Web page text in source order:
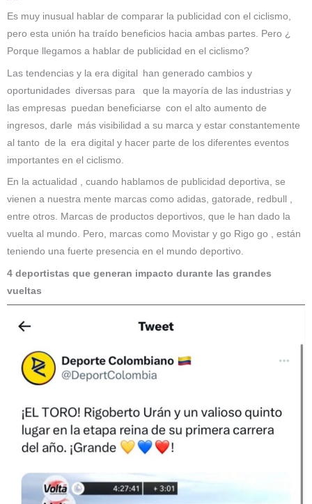
Es muy inusual hablar de comparar la publicidad con el ciclismo,
pero esta unión ha traído beneficios hacia ambas partes. Pero ¿
Porque llegamos a hablar de publicidad en el ciclismo?
Las tendencias y la era digital han generado cambios y
oportunidades diversas para que la mayoría de las industrias y
las empresas puedan beneficiarse con el alto aumento de
ingresos, darle más visibilidad a su marca y estar constantemente
al tanto de la era digital y hacer parte de los diferentes eventos
importantes en el ciclismo.
En la actualidad , cuando hablamos de publicidad deportiva, se
vienen a nuestra mente marcas como adidas, gatorade, redbull ,
entre otros. Marcas de productos deportivos, que le han dado la
vuelta al mundo. Pero, marcas como Movistar y go Rigo go , están
teniendo una fuerte presencia en el mundo deportivo.
4 deportistas que generan impacto durante las grandes
vueltas